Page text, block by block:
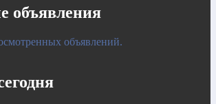
объявления
объявлений.